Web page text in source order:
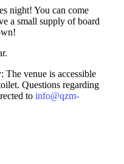
night! You can come
a small supply of board
The venue is accessible
Questions regarding
to info@qzm-